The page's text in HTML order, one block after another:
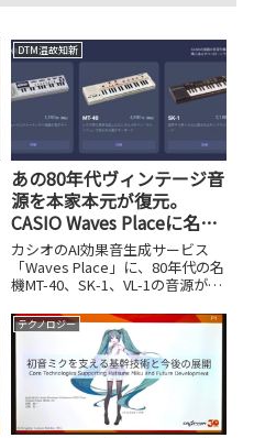
DTM温故知新
あの80年代ヴィンテージ音
源を本家本元が復元。
CASIO Waves Placeに名機
MT-40、SK-1、VL-1の音源
が買い切りで登場！
カシオのAI効果音生成サービス
「Waves Place」に、80年代の名
機MT-40、SK-1、VL-1の音源が本
場しました。
テクノロジー